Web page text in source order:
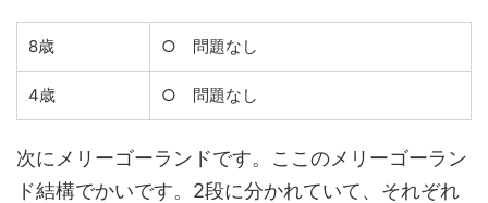
8歳 ○ 問題なし
4歳 ○ 問題なし
次にメリーゴーランドです。ここのメリーゴーラン
ド結構でかいです。2段に分かれていて、それぞれ